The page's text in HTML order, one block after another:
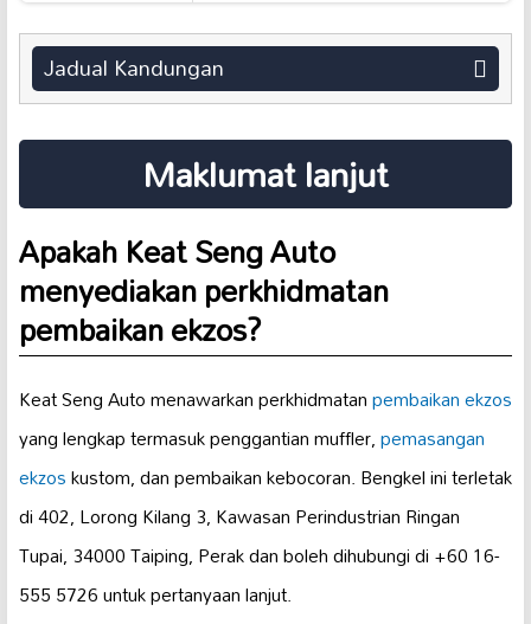
Jadual Kandungan
Maklumat lanjut
Apakah Keat Seng Auto
menyediakan perkhidmatan
pembaikan ekzos?
Keat Seng Auto menawarkan perkhidmatanpembaikan ekzos
yang lengkap termasuk penggantian muffler,pemasangan
ekzoskustom, dan pembaikan kebocoran. Bengkel ini terletak
di 402, Lorong Kilang 3, Kawasan Perindustrian Ringan
Tupai, 34000 Taiping, Perak dan boleh dihubungi di +60 16-
555 5726 untuk pertanyaan lanjut.